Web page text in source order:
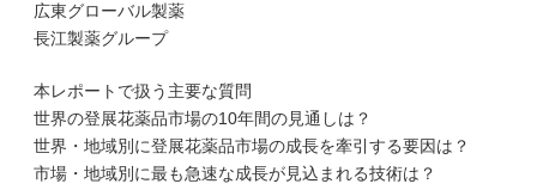
広東グローバル製薬
長江製薬グループ
本レポートで扱う主要な質問
世界の登展花薬品市場の10年間の見通しは？
世界・地域別に登展花薬品市場の成長を牽引する要因は？
市場・地域別に最も急速な成長が見込まれる技術は？